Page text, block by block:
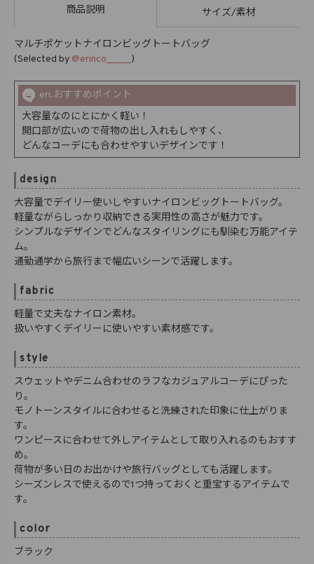
商品説明 サイズ/素材
マルチポケットナイロンビッグトートバッグ
(Selected by @erinco_____ )
eri.おすすめポイント
大容量なのにとにかく軽い！
開口部が広いので荷物の出し入れもしやすく、
どんなコーデにも合わせやすいデザインです！
design
大容量でデイリー使いしやすいナイロンビッグトートバッグ。
軽量ながらしっかり収納できる実用性の高さが魅力です。
シンプルなデザインでどんなスタイリングにも馴染む万能アイテ
ム。
通勤通学から旅行まで幅広いシーンで活躍します。
fabric
軽量で丈夫なナイロン素材。
扱いやすくデイリーに使いやすい素材感です。
style
スウェットやデニム合わせのラフなカジュアルコーデにぴった
り。
モノトーンスタイルに合わせると洗練された印象に仕上がりま
す。
ワンピースに合わせて外しアイテムとして取り入れるのもおすす
め。
荷物が多い日のお出かけや旅行バッグとしても活躍します。
シーズンレスで使えるので1つ持っておくと重宝するアイテムで
す。
color
ブラック